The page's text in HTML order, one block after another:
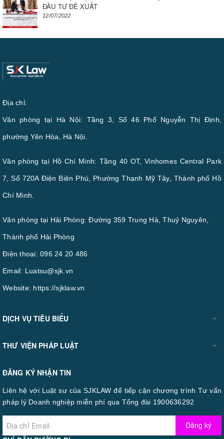
ĐẦU TƯ ĐỀ XUẤT
12/07/2022
Địa chỉ:
Văn phòng tại Hà Nội: Tầng 3, Số 46 Phố Nguyễn Thị Định,
phường Yên Hòa, Hà Nội.
Văn phòng tại Hồ Chí Minh: Tầng 40 OT, Vinhomes Central Park
7, Số 720A Điện Biên Phủ, Phường Thạnh Mỹ Tây, Thành phố Hồ
Chí Minh.
Văn phòng tại Hải Phòng: Đường 359 Trung Hà, Thuỷ Nguyên,
Thành phố Hải Phòng
Điện thoại: 096 24 20 486
Email: Luatsu@sjk.vn
Website: https://sjklaw.vn
DỊCH VỤ TIÊU BIỂU
THƯ VIỆN PHÁP LUẬT
ĐĂNG KÝ NHẬN TIN
Liên hệ với Luật sư của SJKLAW để tiếp cận chương trình Tư vấn
pháp lý Doanh nghiệp miễn phí qua Tổng đài 1900636292
Đăng ký